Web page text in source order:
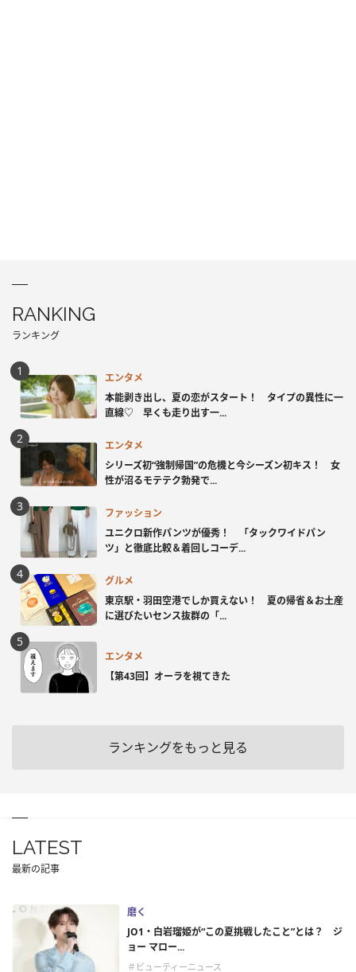
RANKING
ランキング
エンタメ
本能剥き出し、夏の恋がスタート！ タイプの異性に一
直線♡ 早くも走り出す一...
エンタメ
シリーズ初“強制帰国”の危機と今シーズン初キス！ 女
性が沼るモテテク勃発で...
ファッション
ユニクロ新作パンツが優秀！ 「タックワイドパン
ツ」と徹底比較＆着回しコーデ...
グルメ
東京駅・羽田空港でしか買えない！ 夏の帰省＆お土産
に選びたいセンス抜群の「...
エンタメ
【第43回】オーラを視てきた
ランキングをもっと見る
LATEST
最新の記事
磨く
JO1・白岩瑠姫が“この夏挑戦したこと”とは？ ジ
ョー マロー...
＃ビューティーニュース